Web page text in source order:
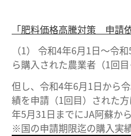
「肥料価格高騰対策 申請
（1） 令和4年6月1日～令
ら購入された農業者（1回目
但し、令和4年6月1日から
績を申請（1回目）された
年5月31日までにJA阿蘇か
※国の申請期限迄の購入実